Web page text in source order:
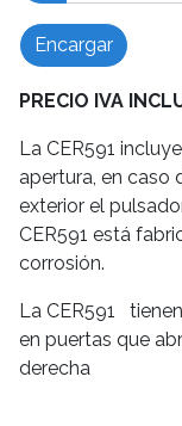
Encargar
PRECIO IVA
La CER591
apertura, en caso
exterior el
CER591 está
corrosión.
La CER591
en puertas que
derecha